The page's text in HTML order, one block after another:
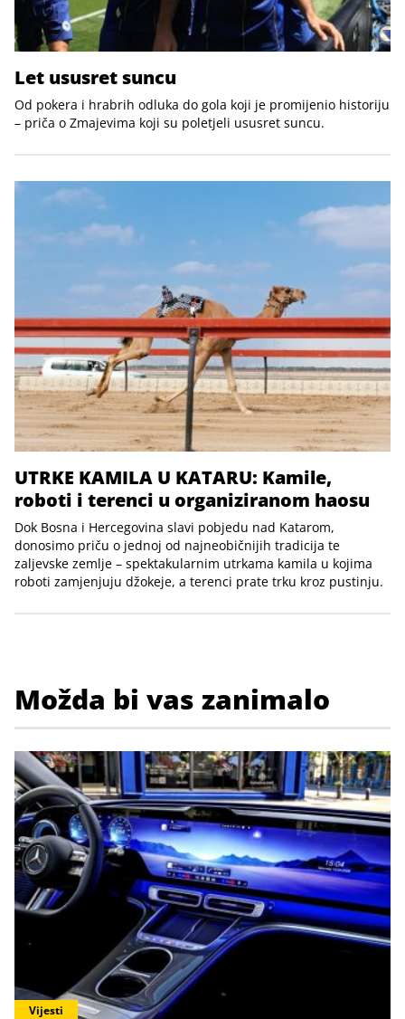
Let ususret suncu
Od pokera i hrabrih odluka do gola koji je promijenio historiju
– priča o Zmajevima koji su poletjeli ususret suncu.
UTRKE KAMILA U KATARU: Kamile,
roboti i terenci u organiziranom haosu
Dok Bosna i Hercegovina slavi pobjedu nad Katarom,
donosimo priču o jednoj od najneobičnijih tradicija te
zaljevske zemlje – spektakularnim utrkama kamila u kojima
roboti zamjenjuju džokeje, a terenci prate trku kroz pustinju.
Možda bi vas zanimalo
Vijesti